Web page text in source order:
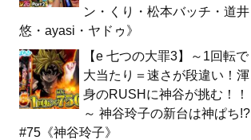
ン・くり・松本バッチ・道井
悠・ayasi・ヤドゥ》
【e 七つの大罪3】～1回転で
大当たり＝速さが段違い！渾
身のRUSHに神谷が挑む！！
～ 神谷玲子の新台は神ぱち!?
#75《神谷玲子》